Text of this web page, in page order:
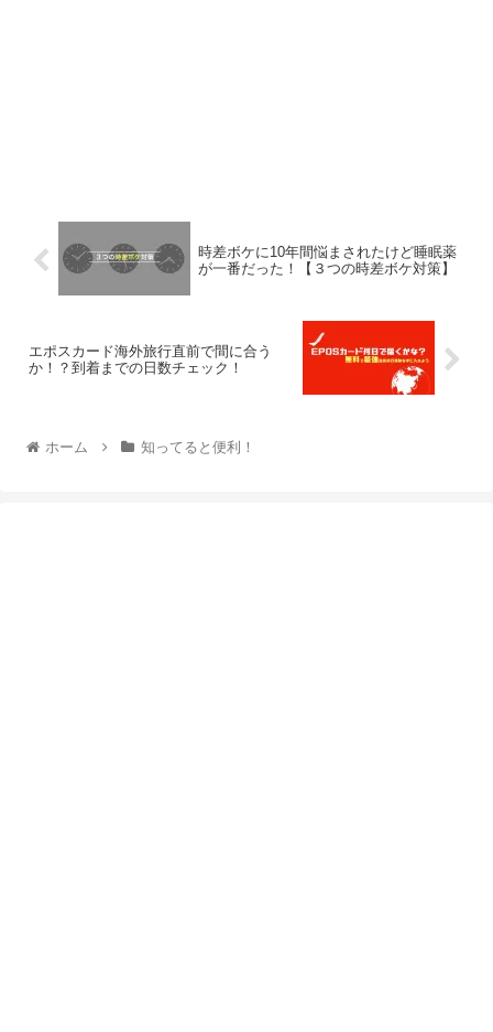
時差ボケに10年間悩まされたけど睡眠薬
が一番だった！【３つの時差ボケ対策】
エポスカード海外旅行直前で間に合う
か！？到着までの日数チェック！
ホーム 知ってると便利！